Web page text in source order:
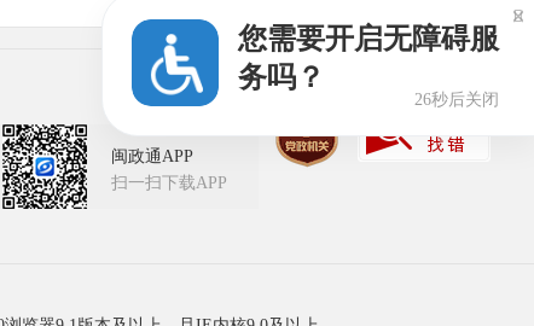
闽政通APP
扫一扫下载APP
您需要开启无障碍服
务吗？
25秒后关闭
